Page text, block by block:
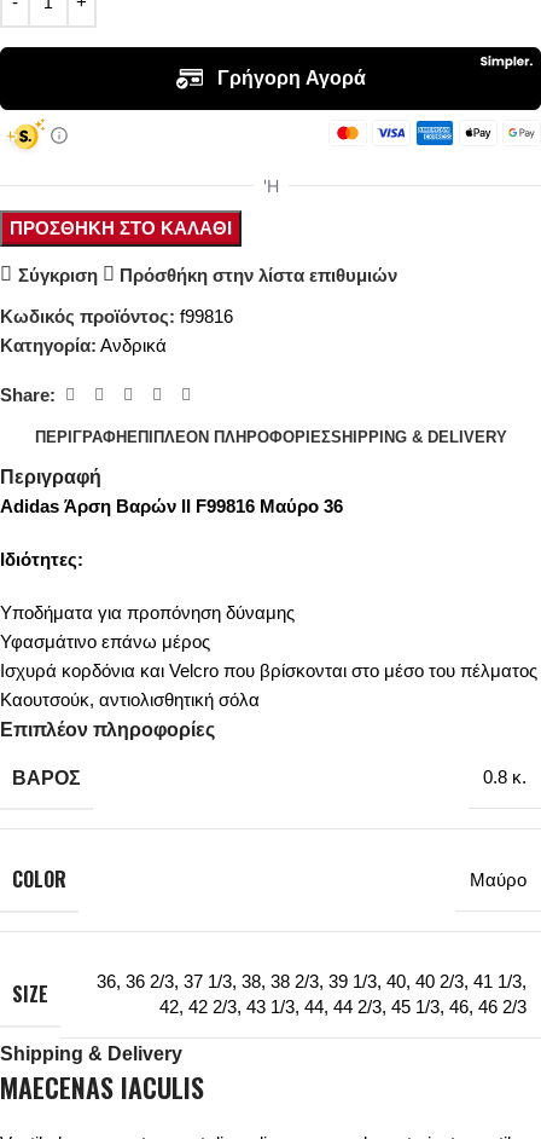
ΠΡΟΣΘΉΚΗ ΣΤΟ ΚΑΛΆΘΙ
Σύγκριση Πρόσθήκη στην λίστα επιθυμιών
Κωδικός προϊόντος: f99816
Κατηγορία: Ανδρικά
Share:
ΠΕΡΙΓΡΑΦΉ ΕΠΙΠΛΈΟΝ ΠΛΗΡΟΦΟΡΊΕΣSHIPPING & DELIVERY
Περιγραφή
Adidas Άρση Βαρών II F99816 Μαύρο 36
Ιδιότητες:
Υποδήματα για προπόνηση δύναμης
Υφασμάτινο επάνω μέρος
Ισχυρά κορδόνια και Velcro που βρίσκονται στο μέσο του πέλματος
Καουτσούκ, αντιολισθητική σόλα
Επιπλέον πληροφορίες
ΒΆΡΟΣ 0.8 κ.
COLOR Μαύρο
SIZE 36, 36 2/3, 37 1/3, 38, 38 2/3, 39 1/3, 40, 40 2/3, 41 1/3,
42, 42 2/3, 43 1/3, 44, 44 2/3, 45 1/3, 46, 46 2/3
Shipping & Delivery
MAECENAS IACULIS